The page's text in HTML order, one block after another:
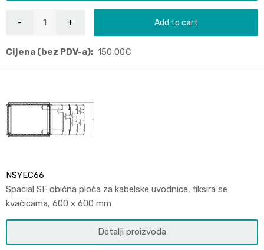
Add to cart
Cijena (bez PDV-a): 150,00€
NSYEC66
Spacial SF obična ploča za kabelske uvodnice, fiksira se
kvačicama, 600 x 600 mm
Detalji proizvoda